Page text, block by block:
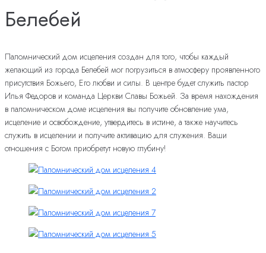
Белебей
Паломнический дом исцеления создан для того, чтобы каждый
желающий из города Белебей мог погрузиться в атмосферу проявленного
присутствия Божьего, Его любви и силы. В центре будет служить пастор
Илья Федоров и команда Церкви Славы Божьей. За время нахождения
в паломническом доме исцеления вы получите обновление ума,
исцеление и освобождение, утвердитесь в истине, а также научитесь
служить в исцелении и получите активацию для служения. Ваши
отношения с Богом приобретут новую глубину!